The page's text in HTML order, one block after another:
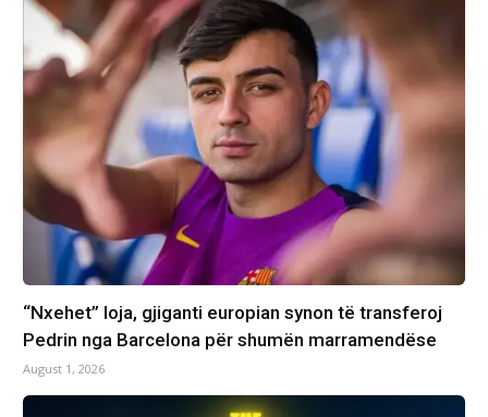
“Nxehet” loja, gjiganti europian synon të transferoj
Pedrin nga Barcelona për shumën marramendëse
August 1, 2026